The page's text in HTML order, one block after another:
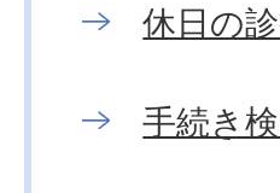
休日の
手続き